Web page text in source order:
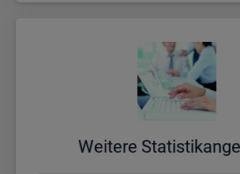
Wei­te­re